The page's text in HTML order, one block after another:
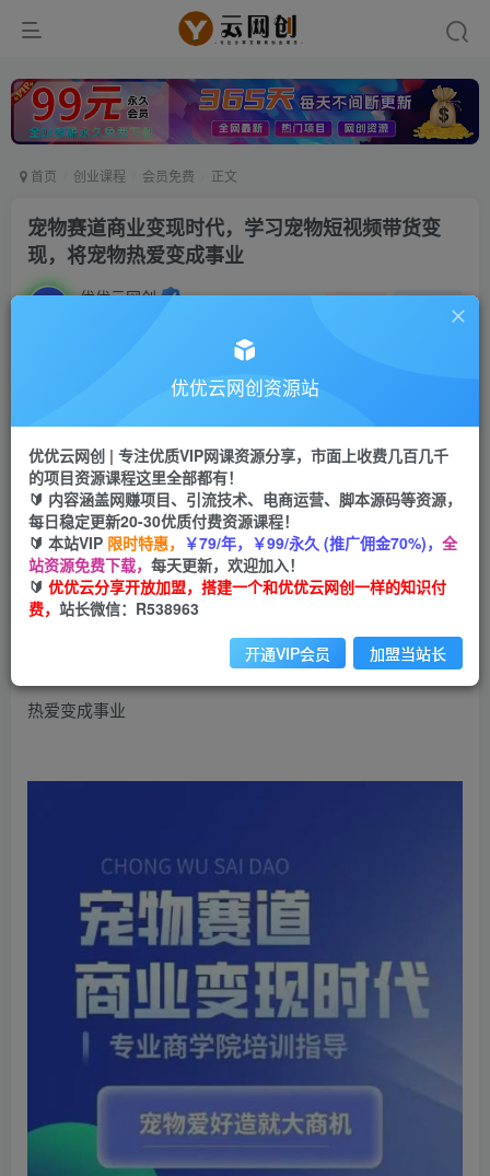
首页 创业课程 会员免费 正文
宠物赛道商业变现时代，学习宠物短视频带货变
现，将宠物热爱变成事业
优优云网创 私信
云币 9.9 云币99
会员免费
立即购买
您当前未登录！建议登陆后购买，可保存购买订单
宠物赛道商业变现时代，学习宠物短视频带货变现，将宠物
热爱变成事业
优优云网创资源站
优优云网创 | 专注优质VIP网课资源分享，市面上收费几百几千
的项目资源课程这里全部都有！
🔰 内容涵盖网赚项目、引流技术、电商运营、脚本源码等资源，
每日稳定更新20-30优质付费资源课程！
🔰 本站VIP 限时特惠， ￥79/年，￥99/永久 (推广佣金70%)， 全
站资源免费下载， 每天更新，欢迎加入！
🔰 优优云分享开放加盟，搭建一个和优优云网创一样的知识付
费， 站长微信：R538963
开通VIP会员 加盟当站长